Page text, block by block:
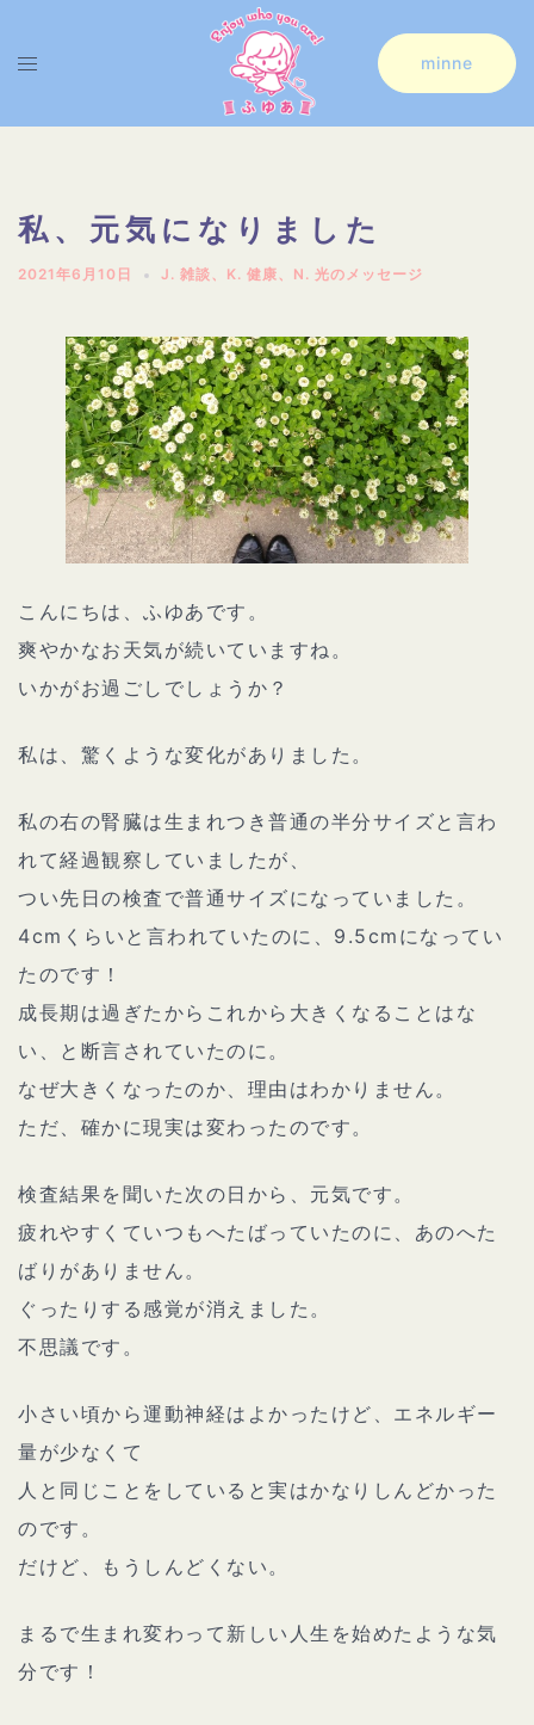
ン
ン
キ
ト
ニ
minne
私、元気になりました
2021年6月10日 J. 雑談 、 K. 健康 、 N. 光のメッセージ
こんにちは、ふゆあです。
爽やかなお天気が続いていますね。
いかがお過ごしでしょうか？
私は、驚くような変化がありました。
私の右の腎臓は生まれつき普通の半分サイズと言わ
れて経過観察していましたが、
つい先日の検査で普通サイズになっていました。
4cmくらいと言われていたのに、9.5cmになってい
たのです！
成長期は過ぎたからこれから大きくなることはな
い、と断言されていたのに。
なぜ大きくなったのか、理由はわかりません。
ただ、確かに現実は変わったのです。
検査結果を聞いた次の日から、元気です。
疲れやすくていつもへたばっていたのに、あのへた
ばりがありません。
ぐったりする感覚が消えました。
不思議です。
小さい頃から運動神経はよかったけど、エネルギー
量が少なくて
人と同じことをしていると実はかなりしんどかった
のです。
だけど、もうしんどくない。
まるで生まれ変わって新しい人生を始めたような気
分です！